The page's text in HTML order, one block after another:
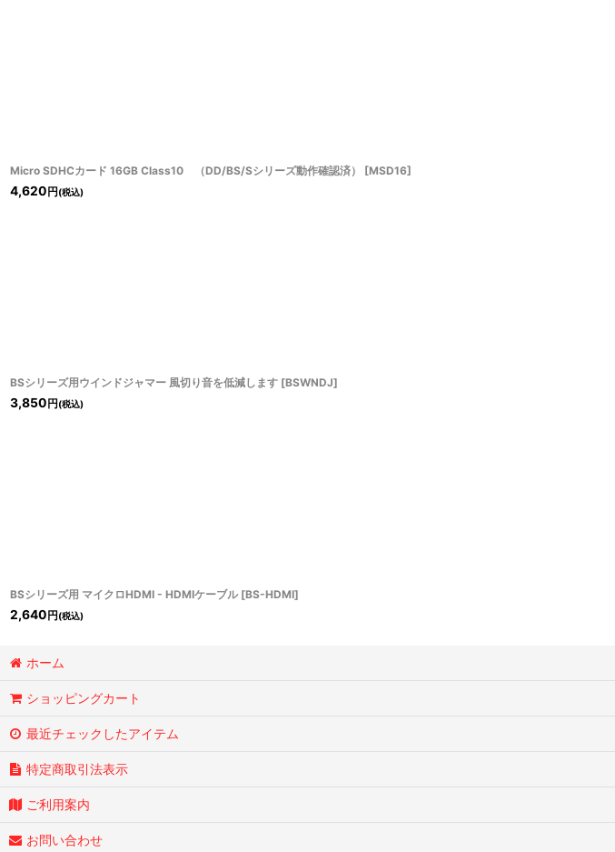
Micro SDHCカード 16GB Class10 （DD/BS/Sシリーズ動作確認済） [MSD16]
4,620 円 (税込)
BSシリーズ用ウインドジャマー 風切り音を低減します [BSWNDJ]
3,850 円 (税込)
BSシリーズ用 マイクロHDMI - HDMIケーブル [BS-HDMI]
2,640 円 (税込)
ホーム
ショッピングカート
最近チェックしたアイテム
特定商取引法表示
ご利用案内
お問い合わせ